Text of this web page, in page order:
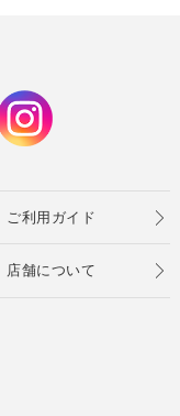
ご利用ガイド
店舗について